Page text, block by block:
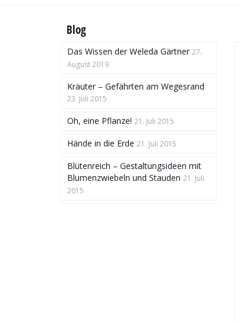
Blog
Das Wissen der Weleda Gärtner 27.
August 2019
Kräuter – Gefährten am Wegesrand
23. Juli 2015
Oh, eine Pflanze! 21. Juli 2015
Hände in die Erde 21. Juli 2015
Blütenreich – Gestaltungsideen mit
Blumenzwiebeln und Stauden 21. Juli
2015